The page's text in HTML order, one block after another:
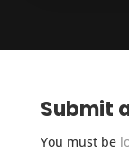
Submit
You must be